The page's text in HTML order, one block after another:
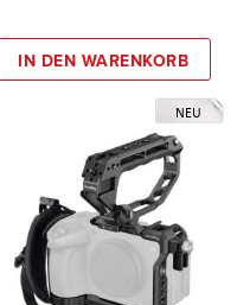
IN DEN WARENKORB
NEU